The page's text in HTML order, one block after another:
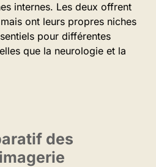
internes. Les deux offrent
ont leurs propres niches
pour différentes
que la neurologie et la
des